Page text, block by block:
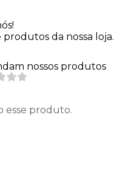
da nossa loja.
nossos produtos
esse produto.